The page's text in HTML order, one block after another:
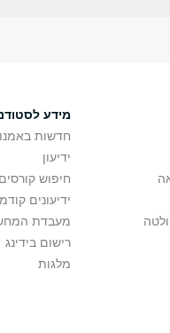
מידע
חדשות
ידיעון
חיפוש קורסים
ידיעונים
מעבדת
רישום בידינג
מלגות